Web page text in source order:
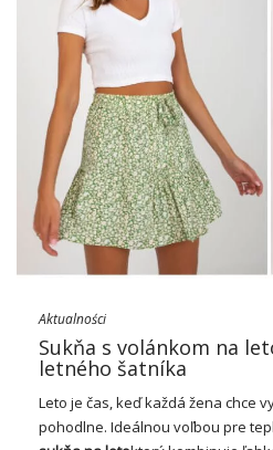
Aktualności
Sukňa s volánkom na
letného šatníka
Leto je čas, keď každá žena chce
pohodlne. Ideálnou voľbou pre